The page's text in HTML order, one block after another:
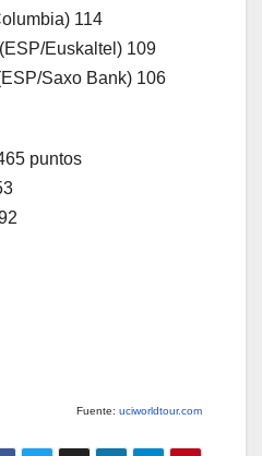
114
Euskaltel) 109
Saxo Bank) 106
puntos
Fuente: uciworldtour.com